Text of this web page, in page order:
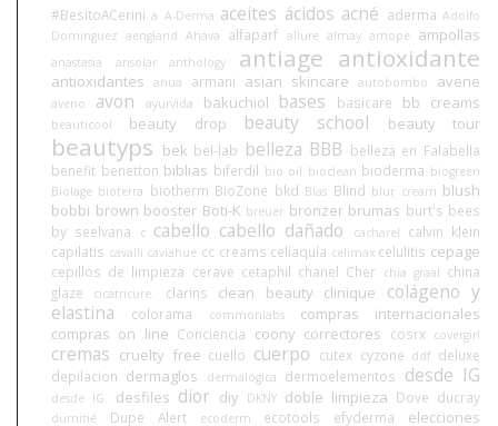
#BesitoACerini a A-Derma aceites ácidos acné aderma Adolfo
Domínguez aengland Ahava alfaparf allure almay amope ampollas
anastasia ansolar anthology antiage antioxidante
antioxidantes anua armani asian skincare autobombo avene
aveno avon ayurvida bakuchiol bases basicare bb creams
beauticool beauty drop beauty school beauty tour
beautyps bek bel-lab belleza BBB belleza en Falabella
benefit benetton biblias biferdil bio oil bioclean bioderma biogreen
Biolage bioterra biotherm BioZone bkd Blas Blind blur cream blush
bobbi brown booster Boti-K breuer bronzer brumas burt's bees
by seelvana
c cabello cabello dañado cacharel
calvin klein
capilatis cavalli caviahue cc creams celiaquía celimax celulitis cepage
cepillos de limpieza cerave cetaphil chanel Cher chia graal china
glaze
cicatricure. clarins clean beauty clinique
colágeno y
elastina
colorama commonlabs
compras internacionales
compras on line Conciencia coony correctores cosrx covergirl
cremas cruelty free cuello cuerpo cutex cyzone ddf deluxe
depilacion dermaglos dermalogica dermoelementos desde IG
desde IG. desfiles dior diy DKNY doble limpieza Dove ducray
dumitié Dupe Alert ecoderm ecotools efyderma elecciones